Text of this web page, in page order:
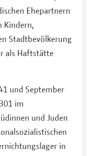
Ehepartnern
Kindern,
Stadtbevölkerung
als Haftstätte
und September
im
und Juden
in